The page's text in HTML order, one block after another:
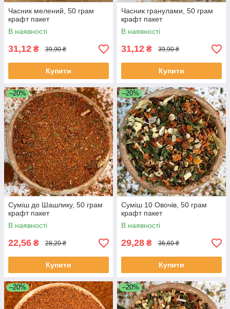
Часник мелений, 50 грам
крафт пакет
В наявності
31,12 ₴ 39,90 ₴
Купити
Часник гранулами, 50 грам
крафт пакет
В наявності
31,12 ₴ 39,90 ₴
Купити
–20%
Суміш до Шашлику, 50 грам
крафт пакет
В наявності
22,56 ₴ 28,20 ₴
Купити
–20%
Суміш 10 Овочів, 50 грам
крафт пакет
В наявності
29,28 ₴ 36,60 ₴
Купити
–20% –20%